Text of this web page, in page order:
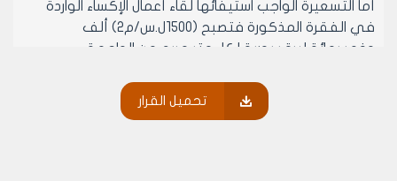
أما التسعيرة الواجب استيفائها لقاء أعمال الإكساء الواردة
في الفقرة المذكورة فتصبح (1500ل.س/م2) ألف
وخمسمائة ليرة سورية لكل متر مربع من الواجهة.
(5000ل.س/م2) خمسة آلاف ليرة سورية لكل متر مربع من
الواجهة المطلوب استبدالها أو إعادة إكسائها.
تحميل القرار